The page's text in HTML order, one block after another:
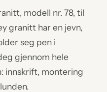
modell nr. 78, til
granitt har en jevn,
seg pen i
gjennom hele
innskrift, montering